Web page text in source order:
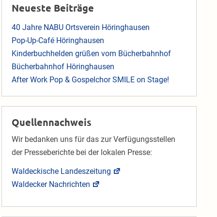
Neueste Beiträge
40 Jahre NABU Ortsverein Höringhausen
Pop-Up-Café Höringhausen
Kinderbuchhelden grüßen vom Bücherbahnhof
Bücherbahnhof Höringhausen
After Work Pop & Gospelchor SMILE on Stage!
Quellennachweis
Wir bedanken uns für das zur Verfügungsstellen
der Presseberichte bei der lokalen Presse:
Waldeckische Landeszeitung
Waldecker Nachrichten